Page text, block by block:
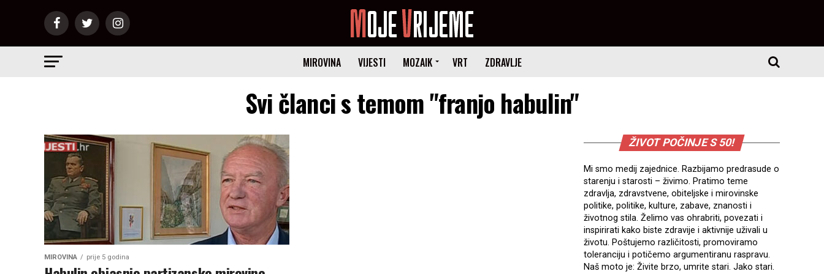
MIROVINA VIJESTI MOZAIK VRT ZDRAVLJE
Svi članci s temom "franjo habulin"
MIROVINA prije 5 godina
ŽIVOT POČINJE S 50!
Mi smo medij zajednice. Razbijamo predrasude o
starenju i starosti – živimo. Pratimo teme
zdravlja, zdravstvene, obiteljske i mirovinske
politike, politike, kulture, zabave, znanosti i
životnog stila. Želimo vas ohrabriti, povezati i
inspirirati kako biste zdravije i aktivnije uživali u
životu. Poštujemo različitosti, promoviramo
toleranciju i potičemo argumentiranu raspravu.
Naš moto je: Živite brzo, umrite stari. Jako stari.